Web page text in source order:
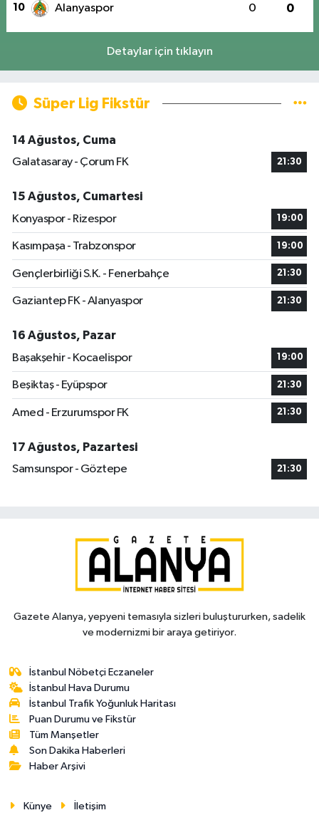
10 Alanyaspor 0 0
Detaylar için tıklayın
Süper Lig Fikstür
14 Ağustos, Cuma
Galatasaray - Çorum FK
21:30
15 Ağustos, Cumartesi
Konyaspor - Rizespor
19:00
Kasımpaşa - Trabzonspor 19:00
Gençlerbirliği S.K. - Fenerbahçe 21:30
Gaziantep FK - Alanyaspor 21:30
16 Ağustos, Pazar
Başakşehir - Kocaelispor
19:00
Beşiktaş - Eyüpspor 21:30
Amed - Erzurumspor FK 21:30
17 Ağustos, Pazartesi
Samsunspor - Göztepe
21:30
Gazete Alanya, yepyeni temasıyla sizleri buluştururken, sadelik
ve modernizmi bir araya getiriyor.
İstanbul Nöbetçi Eczaneler
İstanbul Hava Durumu
İstanbul Trafik Yoğunluk Haritası
Puan Durumu ve Fikstür
Tüm Manşetler
Son Dakika Haberleri
Haber Arşivi
Künye İletişim